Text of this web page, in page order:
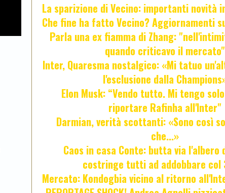
La sparizione di Vecino: importanti novità
Che fine ha fatto Vecino? Aggiornamenti
Parla una ex fiamma di Zhang:
quando criticavo il mercato"
Inter, Quaresma nostalgico: «Mi tatuo
l'esclusione dalla
Elon Musk: “Vendo tutto. Mi tengo
riportare Rafinha all'Inter"
Darmian, verità scottanti: «Sono così
che...»
Caos in casa Conte: butta via l'albero
costringe tutti ad addobbare col
Mercato: Kondogbia vicino al ritorno